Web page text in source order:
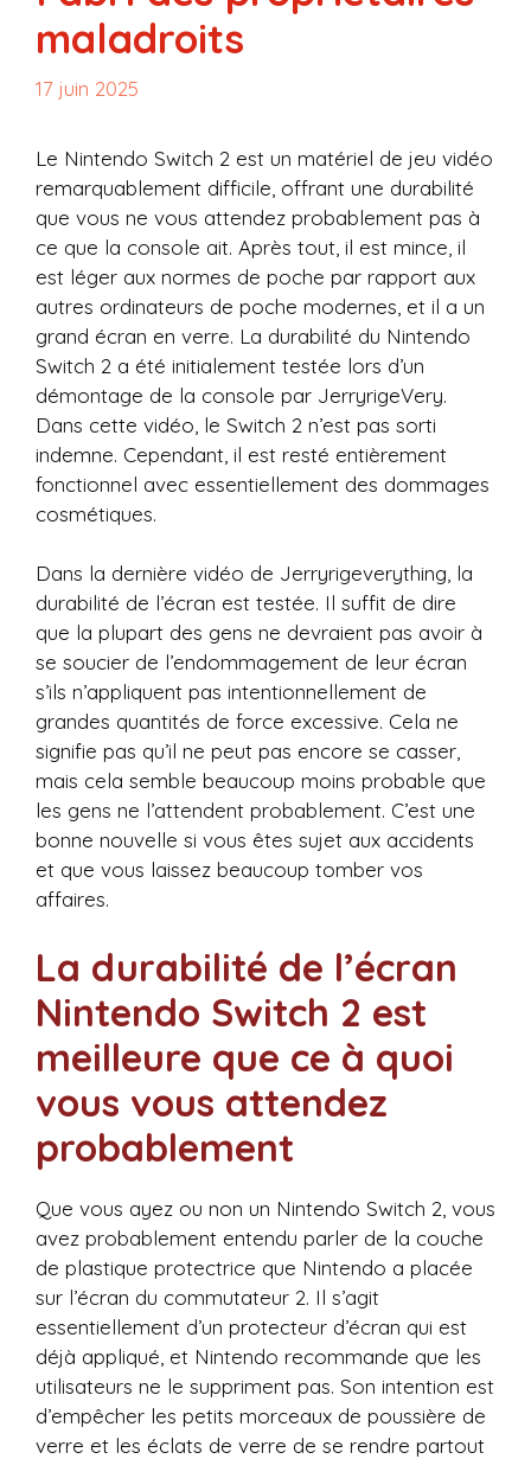
maladroits
17 juin 2025
Le Nintendo Switch 2 est un matériel de jeu vidéo
remarquablement difficile, offrant une durabilité
que vous ne vous attendez probablement pas à
ce que la console ait. Après tout, il est mince, il
est léger aux normes de poche par rapport aux
autres ordinateurs de poche modernes, et il a un
grand écran en verre. La durabilité du Nintendo
Switch 2 a été initialement testée lors d’un
démontage de la console par JerryrigeVery.
Dans cette vidéo, le Switch 2 n’est pas sorti
indemne. Cependant, il est resté entièrement
fonctionnel avec essentiellement des dommages
cosmétiques.
Dans la dernière vidéo de Jerryrigeverything, la
durabilité de l’écran est testée. Il suffit de dire
que la plupart des gens ne devraient pas avoir à
se soucier de l’endommagement de leur écran
s’ils n’appliquent pas intentionnellement de
grandes quantités de force excessive. Cela ne
signifie pas qu’il ne peut pas encore se casser,
mais cela semble beaucoup moins probable que
les gens ne l’attendent probablement. C’est une
bonne nouvelle si vous êtes sujet aux accidents
et que vous laissez beaucoup tomber vos
affaires.
La durabilité de l’écran
Nintendo Switch 2 est
meilleure que ce à quoi
vous vous attendez
probablement
Que vous ayez ou non un Nintendo Switch 2, vous
avez probablement entendu parler de la couche
de plastique protectrice que Nintendo a placée
sur l’écran du commutateur 2. Il s’agit
essentiellement d’un protecteur d’écran qui est
déjà appliqué, et Nintendo recommande que les
utilisateurs ne le suppriment pas. Son intention est
d’empêcher les petits morceaux de poussière de
verre et les éclats de verre de se rendre partout